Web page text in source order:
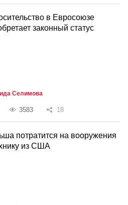
в Евросоюзе
законный статус
Селимова
3583 18
потратится на вооружения
из США